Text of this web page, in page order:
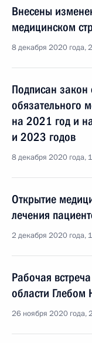
Внесены
медицинском
8 декабря 2020 года,
Подписан
обязательного
на 2021 год и
и 2023 годов
8 декабря 2020 года,
Открытие
лечения
2 декабря 2020 года,
Рабочая
области Глебом
26 ноября 2020 года,